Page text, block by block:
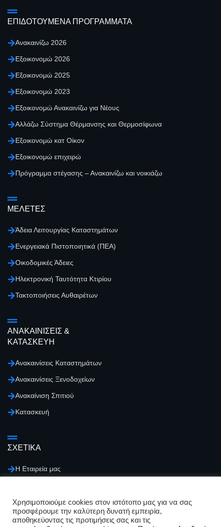
ΕΠΙΔΟΤΟΥΜΕΝΑ ΠΡΟΓΡΑΜΜΑΤΑ
Ανακαινίζω 2026
Εξοικονομώ 2026
Εξοικονομώ 2025
Εξοικονομώ 2023
Εξοικονομώ Ανακαινίζω για Νέους
Αλλάζω Σύστημα Θέρμανσης και Θερμοσίφωνα
Εξοικονομώ κατ Οίκον
Εξοικονομώ επιχειρώ
Πρόγραμμα στέγασης – Ανακαινίζω και νοικιάζω
ΜΕΛΕΤΕΣ
Άδεια Λειτουργίας Καταστημάτων
Ενεργειακά Πιστοποιητικά (ΠΕΑ)
Οικοδομικές Άδειες
Ηλεκτρονική Ταυτότητα Κτιρίου
Τακτοποιήσεις Αυθαιρέτων
ΑΝΑΚΑΙΝΙΣΕΙΣ &
ΚΑΤΑΣΚΕΥΗ
Ανακαινίσεις Καταστημάτων
Ανακαινίσεις Ξενοδοχείων
Ανακαίνιση Σπιτιού
Κατασκευή
ΣΧΕΤΙΚΑ
Η Εταιρεία μας
Τα νέα μας
Λάβετε προσφορά
Χρησιμοποιούμε cookies στον ιστότοπo μας για να σας
προσφέρουμε την καλύτερη δυνατή εμπειρία,
αποθηκεύοντας τις προτιμήσεις σας και τις